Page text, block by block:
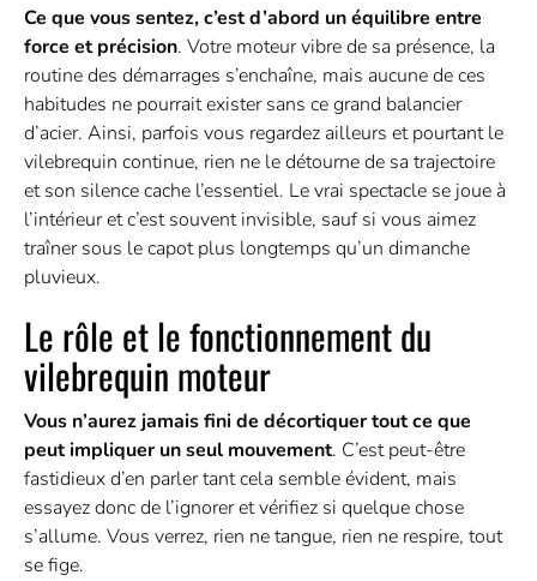
Ce que vous sentez, c’est d’abord un équilibre entre
force et précision. Votre moteur vibre de sa présence, la
routine des démarrages s’enchaîne, mais aucune de ces
habitudes ne pourrait exister sans ce grand balancier
d’acier. Ainsi, parfois vous regardez ailleurs et pourtant le
vilebrequin continue, rien ne le détourne de sa trajectoire
et son silence cache l’essentiel. Le vrai spectacle se joue à
l’intérieur et c’est souvent invisible, sauf si vous aimez
traîner sous le capot plus longtemps qu’un dimanche
pluvieux.
Le rôle et le fonctionnement du
vilebrequin moteur
Vous n’aurez jamais fini de décortiquer tout ce que
peut impliquer un seul mouvement. C’est peut-être
fastidieux d’en parler tant cela semble évident, mais
essayez donc de l’ignorer et vérifiez si quelque chose
s’allume. Vous verrez, rien ne tangue, rien ne respire, tout
se fige.